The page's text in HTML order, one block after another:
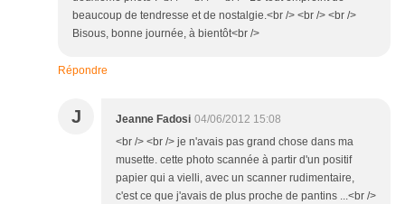
beaucoup de tendresse et de nostalgie.<br /> <br /> <br />
Bisous, bonne journée, à bientôt<br />
Répondre
J Jeanne Fadosi 04/06/2012 15:08
<br /> <br /> je n'avais pas grand chose dans ma
musette. cette photo scannée à partir d'un positif
papier qui a vielli, avec un scanner rudimentaire,
c'est ce que j'avais de plus proche de pantins ...<br />